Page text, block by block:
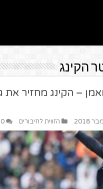
הקינג
– הקינג מחזיר את
הזווית לחיבורים 0